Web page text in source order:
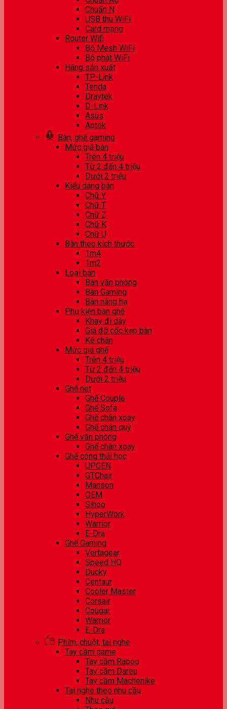
Chuẩn N
USB thu WiFi
Card mạng
Router Wifi
Bộ Mesh WiFi
Bộ phát WiFi
Hãng sản xuất
TP-Link
Tenda
Draytek
D-Link
Asus
Aptek
Bàn, ghế gaming
Mức giá bàn
Trên 4 triệu
Từ 2 đến 4 triệu
Dưới 2 triệu
Kiểu dáng bàn
Chữ Y
Chữ T
Chữ Z
Chữ K
Chữ U
Bàn theo kích thước
1m4
1m2
Loại bàn
Bàn văn phòng
Bàn Gaming
Bàn nâng hạ
Phụ kiện bàn ghế
Khay đi dây
Giá đỡ cốc kẹp bàn
Kê chân
Mức giá ghế
Trên 4 triệu
Từ 2 đến 4 triệu
Dưới 2 triệu
Ghế net
Ghế Couple
Ghế Sofa
Ghế chân xoay
Ghế chân quỳ
Ghế văn phòng
Ghế chân xoay
Ghế công thái học
UPGEN
GTChair
Manson
OEM
Sihoo
HyperWork
Warrior
E-Dra
Ghế Gaming
Vertagear
Speed HQ
Ducky
Centaur
Cooler Master
Corsair
Cougar
Warrior
E-Dra
Phím, chuột, tai nghe
Tay cầm game
Tay cầm Rapoo
Tay cầm Dareu
Tay cầm Machenike
Tai nghe theo nhu cầu
Nhu cầu